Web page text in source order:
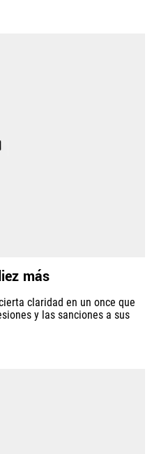
más
claridad en un once que
y las sanciones a sus